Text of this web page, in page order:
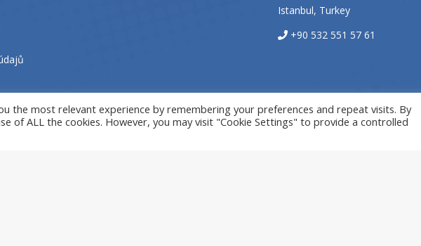
Istanbul, Turkey
+90 532 551 57 61
© Sport2Life, 2019
the most relevant experience by remembering your preferences and repeat visits. By
of ALL the cookies. However, you may visit "Cookie Settings" to provide a controlled